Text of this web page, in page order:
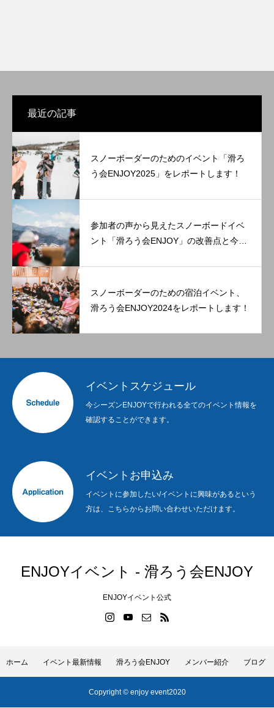
最近の記事
スノーボーダーのためのイベント「滑ろ
う会ENJOY2025」をレポートします！
参加者の声から見えたスノーボードイベ
ント「滑ろう会ENJOY」の改善点と今後
スノーボーダーのための宿泊イベント、
滑ろう会ENJOY2024をレポートします！
イベントスケジュール
今シーズンENJOYで行われる全てのイベント情報を
確認することができます。
イベントお申込み
イベントに参加したい/イベントに興味があるという
方は、こちらからお問い合わせいただけます。
ENJOYイベント - 滑ろう会ENJOY
ENJOYイベント公式
ホーム イベント最新情報 滑ろう会ENJOY メンバー紹介 ブログ
Copyright © enjoy event2020